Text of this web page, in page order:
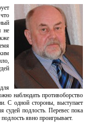
не
наблюдать противоборство
С одной стороны, выступает
судей подлость. Перевес пока
явно проигрывает.